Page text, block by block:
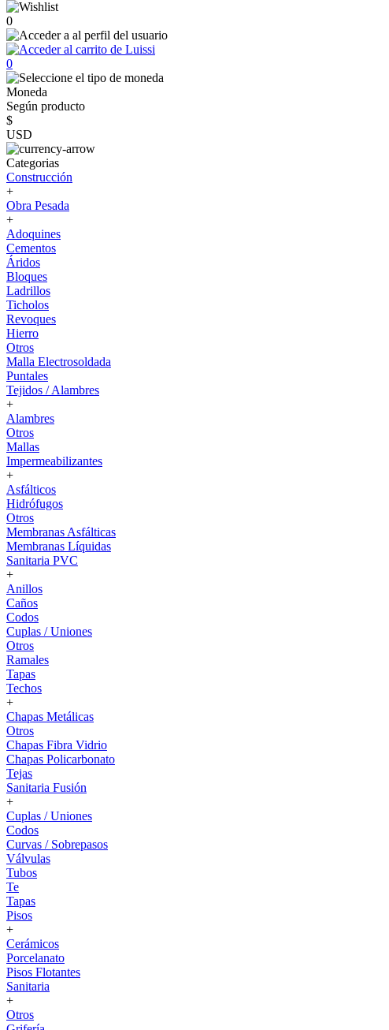
0
0
Moneda
Según producto
$
USD
Categorias
Construcción
+
Obra Pesada
+
Adoquines
Cementos
Áridos
Bloques
Ladrillos
Ticholos
Revoques
Hierro
Otros
Malla Electrosoldada
Puntales
Tejidos / Alambres
+
Alambres
Otros
Mallas
Impermeabilizantes
+
Asfálticos
Hidrófugos
Otros
Membranas Asfálticas
Membranas Líquidas
Sanitaria PVC
+
Anillos
Caños
Codos
Cuplas / Uniones
Otros
Ramales
Tapas
Techos
+
Chapas Metálicas
Otros
Chapas Fibra Vidrio
Chapas Policarbonato
Tejas
Sanitaria Fusión
+
Cuplas / Uniones
Codos
Curvas / Sobrepasos
Válvulas
Tubos
Te
Tapas
Pisos
+
Cerámicos
Porcelanato
Pisos Flotantes
Sanitaria
+
Otros